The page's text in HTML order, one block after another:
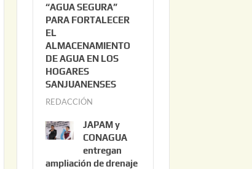
6
o
2
0
“AGUA SEGURA”
PARA FORTALECER
EL
ALMACENAMIENTO
DE AGUA EN LOS
HOGARES
SANJUANENSES
REDACCIÓN
l
i
o
JAPAM y
CONAGUA
entregan
ampliación de drenaje